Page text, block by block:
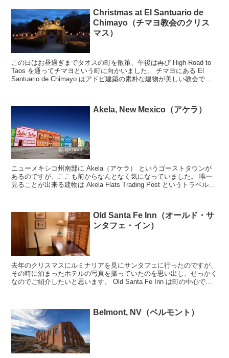
Christmas at El Santuario de
Chimayo（チマヨ教会のクリス
マス）
この日はお昼過ぎまでタオスの町を散策、午後は再び High Road to
Taos を通ってチマヨという町に向かいました。 チマヨにある El
Santuario de Chimayo はアドビ建築の素朴な建物が美しい教会で、
Akela, New Mexico（アケラ）
ニューメキシコ州南部に Akela（アケラ） というゴーストタウンが
あるのですが、ここも前からなんとなく気になっていました。 唯一
見ることが出来る建物は Akela Flats Trading Post というトラベルセ
Old Santa Fe Inn（オールド・サ
ンタフェ・イン）
去年のクリスマスにルミナリアを見にサンタフェに行ったのですが、
その時に泊まったホテルの写真を撮っていたのを思い出し、せっかく
なのでご紹介したいと思います。 Old Santa Fe Inn は町の中心であ
Belmont, NV（ベルモント）